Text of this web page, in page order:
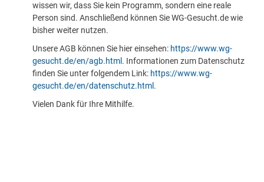
wissen wir, dass Sie kein Programm, sondern eine reale
Person sind. Anschließend können Sie WG-Gesucht.de wie
bisher weiter nutzen.
Unsere AGB können Sie hier einsehen: https://www.wg-
gesucht.de/en/agb.html . Informationen zum Datenschutz
finden Sie unter folgendem Link: https://www.wg-
gesucht.de/en/datenschutz.html .
Vielen Dank für Ihre Mithilfe.